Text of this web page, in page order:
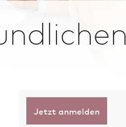
Jetzt anmelden